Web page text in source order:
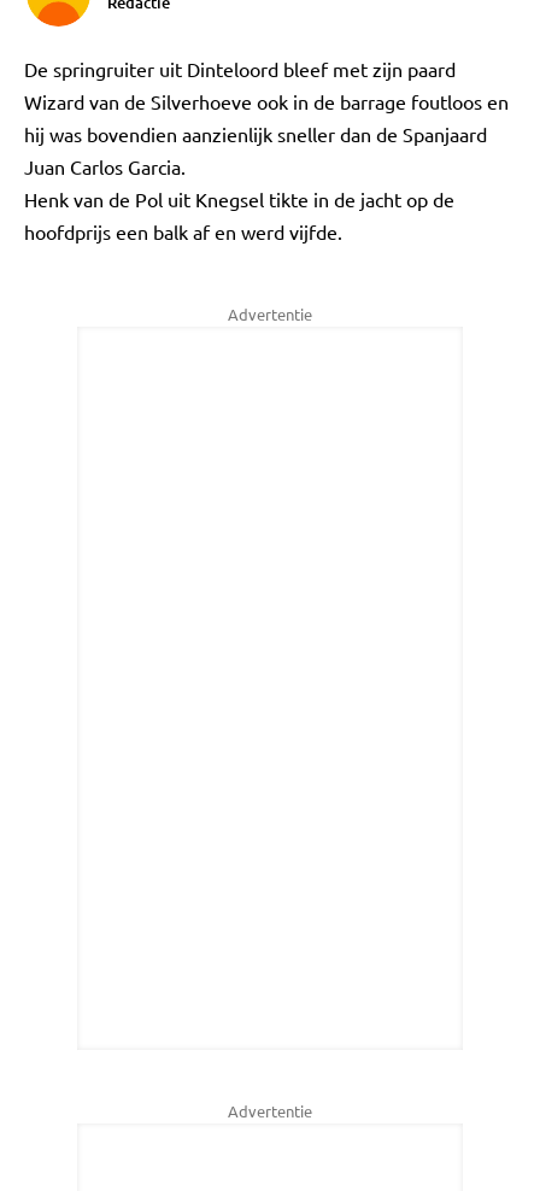
De springruiter uit Dinteloord bleef met zijn paard
Wizard van de Silverhoeve ook in de barrage foutloos en
hij was bovendien aanzienlijk sneller dan de Spanjaard
Juan Carlos Garcia.
Henk van de Pol uit Knegsel tikte in de jacht op de
hoofdprijs een balk af en werd vijfde.
Advertentie
Advertentie